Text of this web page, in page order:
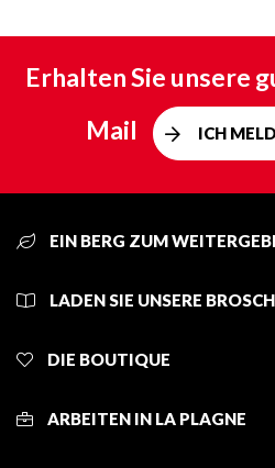
Erhalten Sie unsere
Mail
ICH
EIN BERG ZUM
LADEN SIE UNSERE
DIE BOUTIQUE
ARBEITEN IN LA PLAGNE